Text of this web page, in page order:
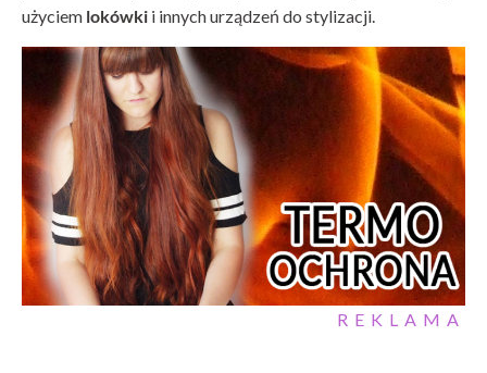
użyciem lokówki i innych urządzeń do stylizacji.
REKLAMA